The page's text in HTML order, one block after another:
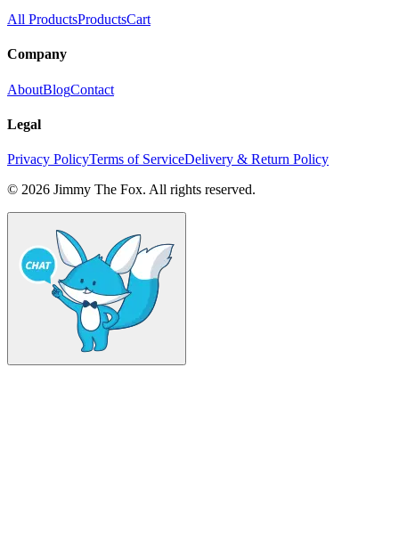
All ProductsProductsCart
Company
AboutBlogContact
Legal
Privacy PolicyTerms of ServiceDelivery & Return Policy
© 2026 Jimmy The Fox. All rights reserved.